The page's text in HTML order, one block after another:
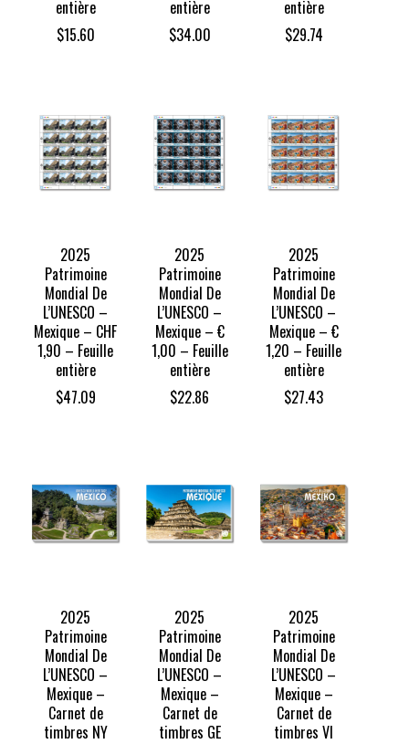
entière
$15.60
entière
$34.00
entière
$29.74
2025
Patrimoine
Mondial De
L’UNESCO –
Mexique – CHF
1,90 – Feuille
entière
$47.09
2025
Patrimoine
Mondial De
L’UNESCO –
Mexique – €
1,00 – Feuille
entière
$22.86
2025
Patrimoine
Mondial De
L’UNESCO –
Mexique – €
1,20 – Feuille
entière
$27.43
2025
Patrimoine
Mondial De
L’UNESCO –
Mexique –
Carnet de
timbres NY
2025
Patrimoine
Mondial De
L’UNESCO –
Mexique –
Carnet de
timbres GE
2025
Patrimoine
Mondial De
L’UNESCO –
Mexique –
Carnet de
timbres VI